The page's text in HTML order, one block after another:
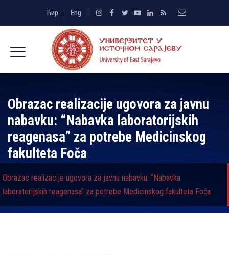
Ћир Eng
Obrazac realizacije ugovora za javnu
nabavku: “Nabavka laboratorijskih
reagenasa” za potrebe Medicinskog
fakulteta Foča
Obrazac realizacije ugovora za javnu nabavku: “Nabavka
laboratorijskih reagenasa” za potrebe Medicinskog fakulteta Foča